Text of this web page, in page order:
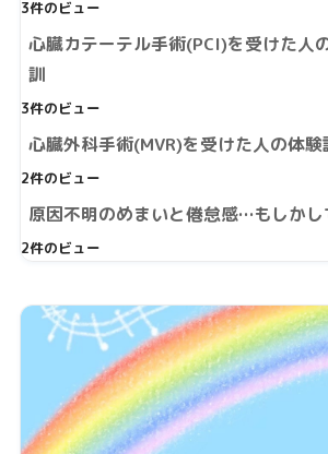
3件のビュー
心臓カテーテル手術(PCI)を受けた人
訓
3件のビュー
心臓外科手術(MVR)を受けた人の体
2件のビュー
原因不明のめまいと倦怠感…もしか
2件のビュー